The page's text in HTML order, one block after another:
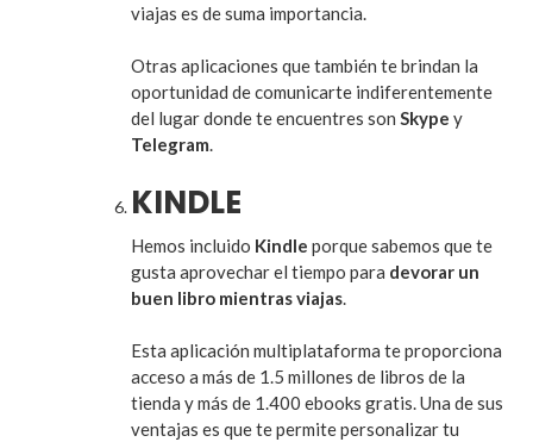
viajas es de suma importancia.
Otras aplicaciones que también te brindan la
oportunidad de comunicarte indiferentemente
del lugar donde te encuentres son Skype y
Telegram.
KINDLE
Hemos incluido Kindle porque sabemos que te
gusta aprovechar el tiempo para devorar un
buen libro mientras viajas.
Esta aplicación multiplataforma te proporciona
acceso a más de 1.5 millones de libros de la
tienda y más de 1.400 ebooks gratis. Una de sus
ventajas es que te permite personalizar tu